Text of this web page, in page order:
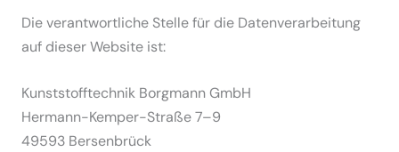
Die verant­wort­liche Stelle für die Daten­ver­ar­beitung
auf dieser Website ist:
Kunststoff­technik Borgmann GmbH
Hermann-Kemper-Straße 7–9
49593 Bersen­brück